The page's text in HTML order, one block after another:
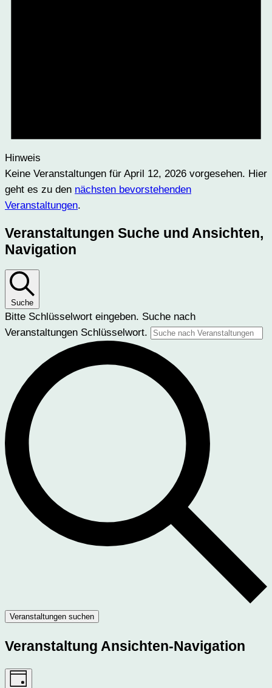
Hinweis
Keine Veranstaltungen für April 12, 2026 vorgesehen. Hier
geht es zu den nächsten bevorstehenden
Veranstaltungen.
Veranstaltungen Suche und Ansichten,
Navigation
Suche
Bitte Schlüsselwort eingeben. Suche nach
Veranstaltungen Schlüsselwort.
Veranstaltungen suchen
Veranstaltung Ansichten-Navigation